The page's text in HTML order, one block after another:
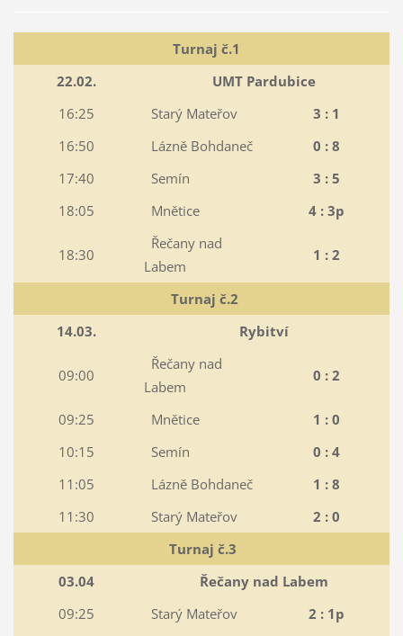
Turnaj č.1
22.02.
UMT Pardubice
16:25
Starý Mateřov
3 : 1
16:50
Lázně Bohdaneč
0 : 8
17:40
Semín
3 : 5
18:05
Mnětice 4 : 3p
18:30
Řečany nad
Labem
1 : 2
Turnaj č.2
14.03.
Rybitví
09:00
Řečany nad
Labem
0 : 2
09:25 Mnětice
1 : 0
10:15
Semín
0 : 4
11:05
Lázně Bohdaneč
1 : 8
11:30
Starý Mateřov
2 : 0
Turnaj č.3
03.04
Řečany nad Labem
09:25
Starý Mateřov
2 : 1p